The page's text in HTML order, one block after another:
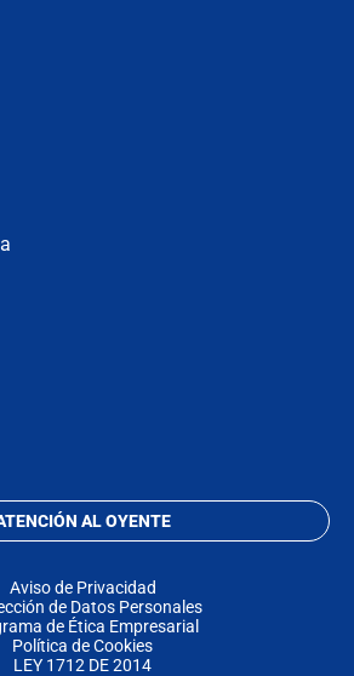
AL OYENTE
Aviso de Privacidad
de Datos Personales
de Ética Empresarial
Política de Cookies
LEY 1712 DE 2014